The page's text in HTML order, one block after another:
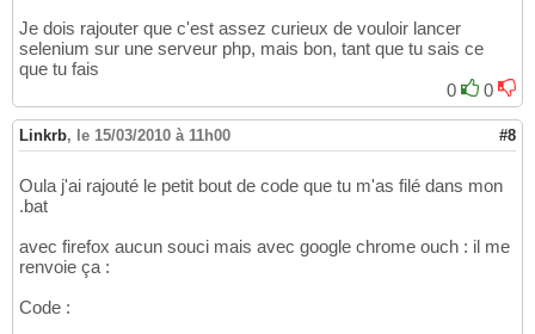
Je dois rajouter que c'est assez curieux de vouloir lancer
selenium sur une serveur php, mais bon, tant que tu sais ce
que tu fais
0
0
Linkrb, le 15/03/2010 à 11h00 #8
Oula j'ai rajouté le petit bout de code que tu m'as filé dans mon
.bat
avec firefox aucun souci mais avec google chrome ouch : il me
renvoie ça :
Code :